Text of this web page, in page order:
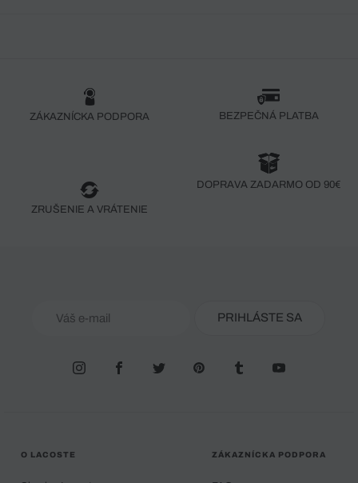
ZÁKAZNÍCKA PODPORA BEZPEČNÁ PLATBA
ZRUŠENIE A VRÁTENIE
DOPRAVA ZADARMO OD 90€
PRIHLÁSTE SA
O LACOSTE ZÁKAZNÍCKA PODPORA